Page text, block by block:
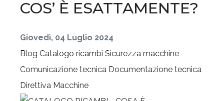
COS’ È ESATTAMENTE?
Giovedì, 04 Luglio 2024
Blog Catalogo ricambi Sicurezza macchine
Comunicazione tecnica Documentazione tecnica
Direttiva Macchine